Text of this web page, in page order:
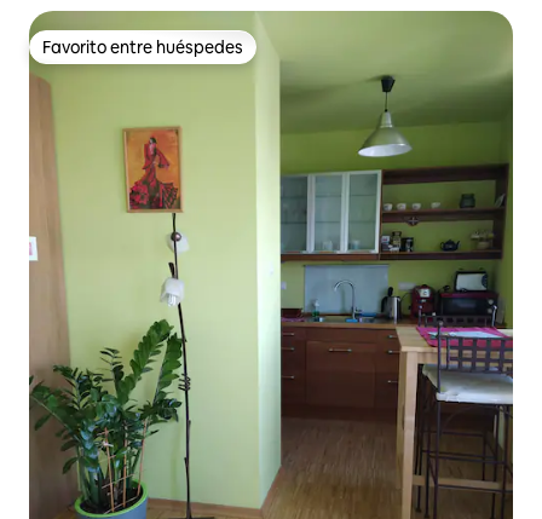
Favorito entre huéspedes
Favorito entre huéspedes